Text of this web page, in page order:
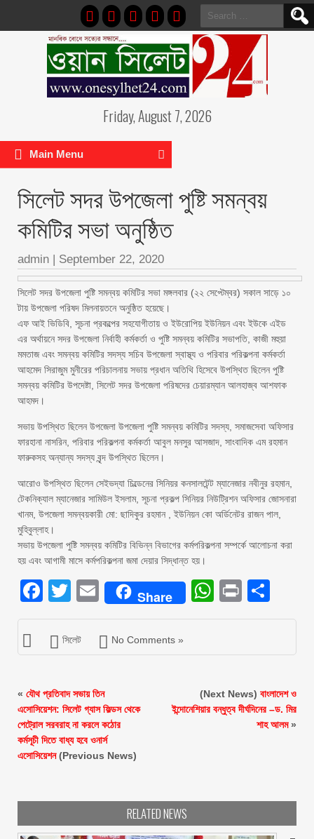
Search
for:
Friday, August 7, 2026
Main Menu
সিলেট সদর উপজেলা পুষ্টি সমন্বয়
কমিটির সভা অনুষ্ঠিত
admin | September 22, 2020
সিলেট সদর উপজেলা পুষ্টি সমন্বয় কমিটির সভা মঙ্গলবার (২২ সেপ্টেম্বর) সকাল সাড়ে ১০
টায় উপজেলা পরিষদ মিলনায়তনে অনুষ্ঠিত হয়েছে।
এফ আই ভিডিবি, সূচনা প্রকল্পের সহযোগীতায় ও ইউরোপিয় ইউনিয়ন এবং ইউকে এইড
এর অর্থায়নে সদর উপজেলা নির্বাহী কর্মকর্তা ও পুষ্টি সমন্বয় কমিটির সভাপতি, কাজী মহুয়া
মমতাজ এবং সমন্বয় কমিটির সদস্য সচিব উপজেলা স্বাস্থ্য ও পরিবার পরিকল্পনা কর্মকর্তা
আহমেদ সিরাজুম মুনীরের পরিচালনায় সভায় প্রধান অতিথি হিসেবে উপস্থিত ছিলেন পুষ্টি
সমন্বয় কমিটির উপদেষ্টা, সিলেট সদর উপজেলা পরিষদের চেয়ারম্যান আলহাজ্ব আশফাক
আহমদ।
সভায় উপস্থিত ছিলেন উপজেলা উপজেলা পুষ্টি সমন্বয় কমিটির সদস্য, সমাজসেবা অফিসার
ফারহানা নাসরিন, পরিবার পরিকল্পনা কর্মকর্তা আবুল মনসুর আসজাদ, সাংবাদিক এম রহমান
ফারুকসহ অন্যান্য সদস্য বৃন্দ উপস্থিত ছিলেন।
আরোও উপস্থিত ছিলেন সেইভদ্যা চিল্ডেনের সিনিয়র কনসালটেন্ট ম্যানেজার নবীনুর রহমান,
টেকনিক্যাল ম্যানেজার সামিউল ইসলাম, সূচনা প্রকল্প সিনিয়র নিউট্রিশন অফিসার জোসনারা
খানম, উপজেলা সমন্বয়কারী মো: ছাদিকুর রহমান , ইউনিয়ন কো অর্ডিনেটর রাজন পাল,
মুহিবুল্লাহ।
সভায় উপজেলা পুষ্টি সমন্বয় কমিটির বিভিন্ন বিভাগের কর্মপরিকল্পনা সম্পর্কে আলোচনা করা
হয় এবং আগামী মাসে কর্মপরিকল্পনা জমা দেয়ার সিদ্ধান্ত হয়।
Facebook
Twitter
EmailShare Print
সিলেট No Comments »
« যৌথ প্রতিবাদ সভায় তিন
এসোসিয়েশন: সিলেট গ্যাস ফিল্ডস থেকে
পেট্রোল সরবরাহ না করলে কঠোর
কর্মসূচী দিতে বাধ্য হবে ওনার্স
এসোসিয়েশন(Previous News)
(Next News) বাংলাদেশ ও
ইন্দোনেশিয়ার বন্ধুত্ব দীর্ঘদিনের –ড. মির
শাহ আলম»
RELATED NEWS